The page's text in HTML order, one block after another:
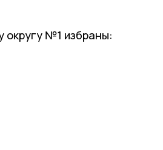
округу №1 избраны: